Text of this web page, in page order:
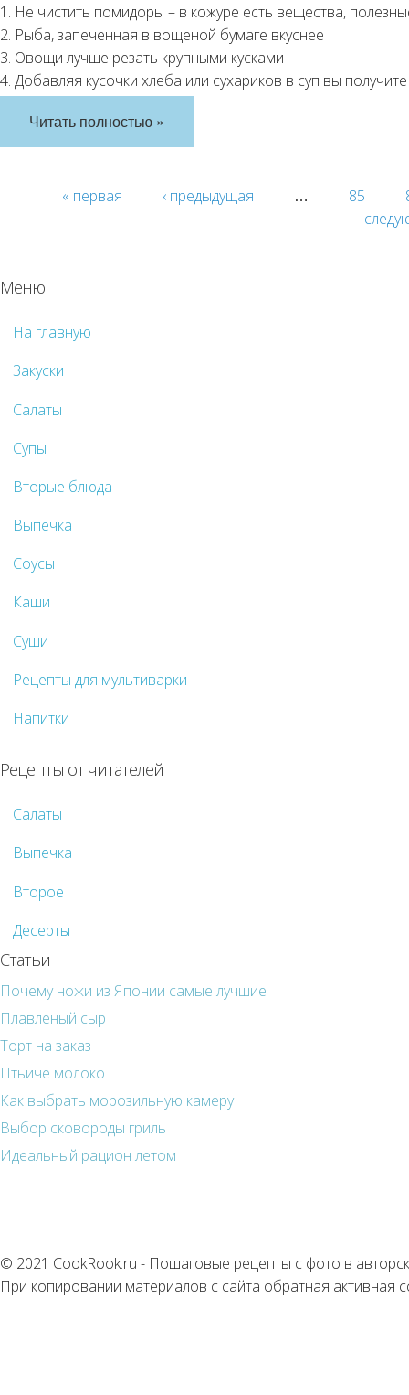
1. Не чистить помидоры – в кожуре есть вещества,
2. Рыба, запеченная в вощеной бумаге вкуснее
3. Овощи лучше резать крупными кусками
4. Добавляя кусочки хлеба или сухариков в суп вы
Читать полностью »
« первая ‹ предыдущая … 85
Меню
На главную
Закуски
Салаты
Супы
Вторые блюда
Выпечка
Соусы
Каши
Суши
Рецепты для мультиварки
Напитки
Рецепты от читателей
Салаты
Выпечка
Второе
Десерты
Статьи
Почему ножи из Японии самые лучшие
Плавленый сыр
Торт на заказ
Птьиче молоко
Как выбрать морозильную камеру
Выбор сковороды гриль
Идеальный рацион летом
© 2021 CookRook.ru - Пошаговые рецепты с фото в
При копировании материалов с сайта обратная активная